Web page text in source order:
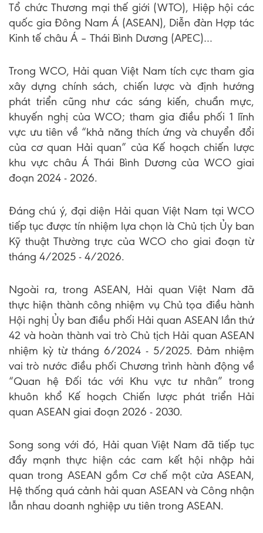
Tổ chức Thương mại thế giới (WTO), Hiệp hội các
quốc gia Đông Nam Á (ASEAN), Diễn đàn Hợp tác
Kinh tế châu Á – Thái Bình Dương (APEC)…
Trong WCO, Hải quan Việt Nam tích cực tham gia
xây dựng chính sách, chiến lược và định hướng
phát triển cũng như các sáng kiến, chuẩn mực,
khuyến nghị của WCO; tham gia điều phối 1 lĩnh
vực ưu tiên về “khả năng thích ứng và chuyển đổi
của cơ quan Hải quan” của Kế hoạch chiến lược
khu vực châu Á Thái Bình Dương của WCO giai
đoạn 2024 - 2026.
Đáng chú ý, đại diện Hải quan Việt Nam tại WCO
tiếp tục được tín nhiệm lựa chọn là Chủ tịch Ủy ban
Kỹ thuật Thường trực của WCO cho giai đoạn từ
tháng 4/2025 - 4/2026.
Ngoài ra, trong ASEAN, Hải quan Việt Nam đã
thực hiện thành công nhiệm vụ Chủ tọa điều hành
Hội nghị Ủy ban điều phối Hải quan ASEAN lần thứ
42 và hoàn thành vai trò Chủ tịch Hải quan ASEAN
nhiệm kỳ từ tháng 6/2024 - 5/2025. Đảm nhiệm
vai trò nước điều phối Chương trình hành động về
“Quan hệ Đối tác với Khu vực tư nhân” trong
khuôn khổ Kế hoạch Chiến lược phát triển Hải
quan ASEAN giai đoạn 2026 - 2030.
Song song với đó, Hải quan Việt Nam đã tiếp tục
đẩy mạnh thực hiện các cam kết hội nhập hải
quan trong ASEAN gồm Cơ chế một cửa ASEAN,
Hệ thống quá cảnh hải quan ASEAN và Công nhận
lẫn nhau doanh nghiệp ưu tiên trong ASEAN.